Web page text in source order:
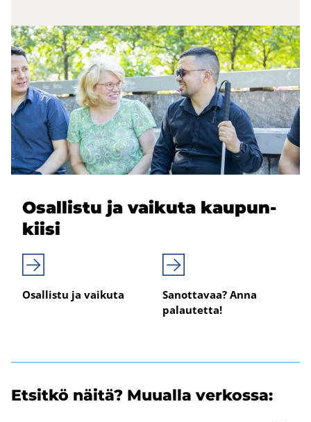
Osal­lis­tu ja vai­ku­ta kau­pun­
kii­si
Osallistu ja vaikuta
Sanottavaa? Anna
palautetta!
Et­sit­kö näitä? Muu­al­la ver­kos­sa: